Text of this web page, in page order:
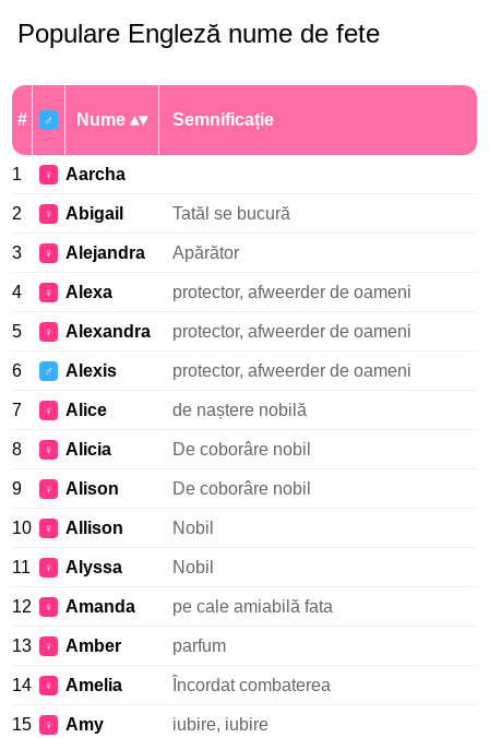
Populare Engleză nume de fete
# ♂ Nume Semnificație
1 ♀ Aarcha
2 ♀ Abigail Tatăl se bucură
3 ♀ Alejandra Apărător
4 ♀ Alexa protector, afweerder de oameni
5 ♀ Alexandra protector, afweerder de oameni
6 ♂ Alexis protector, afweerder de oameni
7 ♀ Alice de naștere nobilă
8 ♀ Alicia De coborâre nobil
9 ♀ Alison De coborâre nobil
10 ♀ Allison Nobil
11 ♀ Alyssa Nobil
12 ♀ Amanda pe cale amiabilă fata
13 ♀ Amber parfum
14 ♀ Amelia Încordat combaterea
15 ♀ Amy iubire, iubire